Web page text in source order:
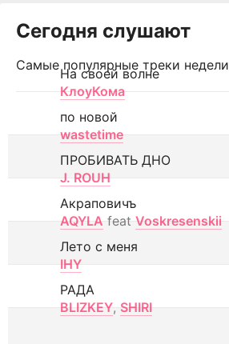
Сегодня слушают
Самые популярные треки недели
На своей волне
КлоуКома
по новой
wastetime
ПРОБИВАТЬ ДНО
J. ROUH
Акраповичъ
AQYLA feat Voskresenskii
Лето с меня
IHY
РАДА
BLIZKEY, SHIRI